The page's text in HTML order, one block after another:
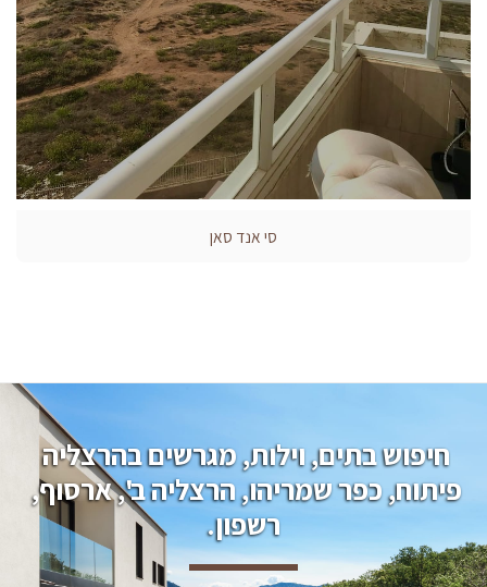
סי אנד סאן
חיפוש בתים, וילות, מגרשים בהרצליה
פיתוח, כפר שמריהו, הרצליה ב', ארסוף,
רשפון.